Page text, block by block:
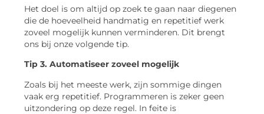
Het doel is om altijd op zoek te gaan naar diegenen
die de hoeveelheid handmatig en repetitief werk
zoveel mogelijk kunnen verminderen. Dit brengt
ons bij onze volgende tip.
Tip 3. Automatiseer zoveel mogelijk
Zoals bij het meeste werk, zijn sommige dingen
vaak erg repetitief. Programmeren is zeker geen
uitzondering op deze regel. In feite is